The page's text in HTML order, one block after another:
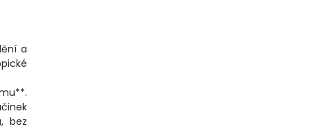
a
bez